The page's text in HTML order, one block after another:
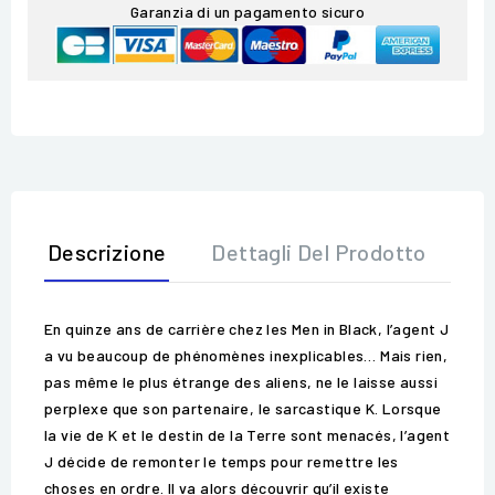
Garanzia di un pagamento sicuro
Descrizione Dettagli Del Prodotto
En quinze ans de carrière chez les Men in Black, l’agent J
a vu beaucoup de phénomènes inexplicables… Mais rien,
pas même le plus étrange des aliens, ne le laisse aussi
perplexe que son partenaire, le sarcastique K. Lorsque
la vie de K et le destin de la Terre sont menacés, l’agent
J décide de remonter le temps pour remettre les
choses en ordre. Il va alors découvrir qu’il existe